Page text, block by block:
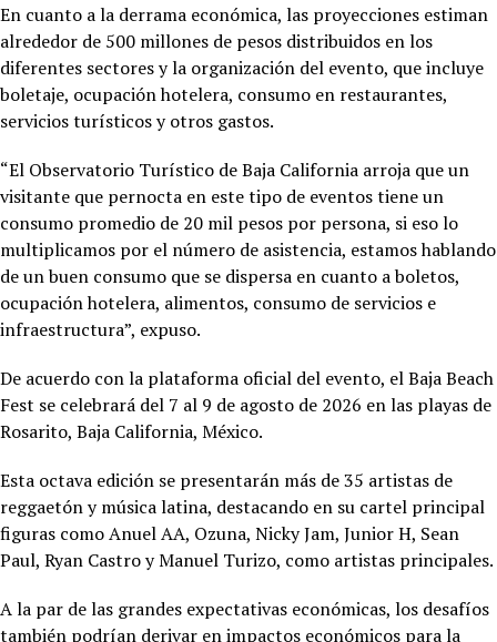
En cuanto a la derrama económica, las proyecciones estiman
alrededor de 500 millones de pesos distribuidos en los
diferentes sectores y la organización del evento, que incluye
boletaje, ocupación hotelera, consumo en restaurantes,
servicios turísticos y otros gastos.
“El Observatorio Turístico de Baja California arroja que un
visitante que pernocta en este tipo de eventos tiene un
consumo promedio de 20 mil pesos por persona, si eso lo
multiplicamos por el número de asistencia, estamos hablando
de un buen consumo que se dispersa en cuanto a boletos,
ocupación hotelera, alimentos, consumo de servicios e
infraestructura”, expuso.
De acuerdo con la plataforma oficial del evento, el Baja Beach
Fest se celebrará del 7 al 9 de agosto de 2026 en las playas de
Rosarito, Baja California, México.
Esta octava edición se presentarán más de 35 artistas de
reggaetón y música latina, destacando en su cartel principal
figuras como Anuel AA, Ozuna, Nicky Jam, Junior H, Sean
Paul, Ryan Castro y Manuel Turizo, como artistas principales.
A la par de las grandes expectativas económicas, los desafíos
también podrían derivar en impactos económicos para la